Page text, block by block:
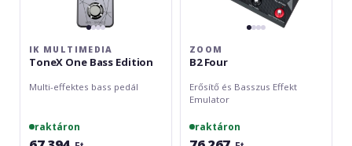
IK MULTIMEDIA
ToneX One Bass Edition
Multi-effektes bass pedál
raktáron
ZOOM
B2 Four
Erősítő és Basszus Effekt
Emulator
raktáron